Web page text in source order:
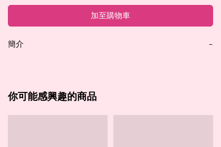
加至購物車
簡介 −
你可能感興趣的商品